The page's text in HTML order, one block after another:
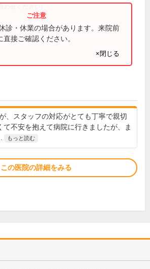
わせください)
診・休業の場合があります。来院前
接ご確認ください。
×閉じる
、スタッフの対応がとても丁寧で親切
て不安を抱えて病院に行きましたが、ま
もっと読む
この医院の詳細をみる